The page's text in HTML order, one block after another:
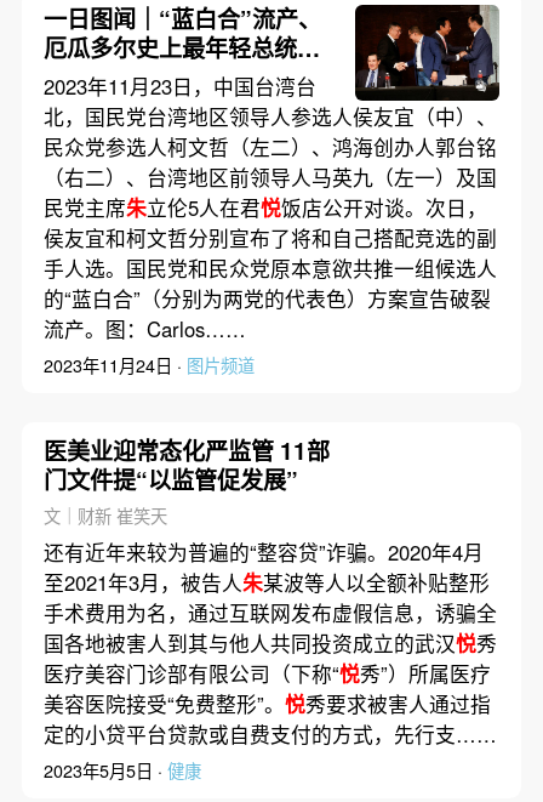
一日图闻｜“蓝白合”流产、
厄瓜多尔史上最年轻总统就
职
2023年11月23日，中国台湾台
北，国民党台湾地区领导人参选人侯友宜（中）、
民众党参选人柯文哲（左二）、鸿海创办人郭台铭
（右二）、台湾地区前领导人马英九（左一）及国
民党主席朱立伦5人在君悦饭店公开对谈。次日，
侯友宜和柯文哲分别宣布了将和自己搭配竞选的副
手人选。国民党和民众党原本意欲共推一组候选人
的“蓝白合”（分别为两党的代表色）方案宣告破裂
流产。图：Carlos……
2023年11月24日 · 图片频道
医美业迎常态化严监管 11部
门文件提“以监管促发展”
文｜财新 崔笑天
还有近年来较为普遍的“整容贷”诈骗。2020年4月
至2021年3月，被告人朱某波等人以全额补贴整形
手术费用为名，通过互联网发布虚假信息，诱骗全
国各地被害人到其与他人共同投资成立的武汉悦秀
医疗美容门诊部有限公司（下称“悦秀”）所属医疗
美容医院接受“免费整形”。 悦秀要求被害人通过指
定的小贷平台贷款或自费支付的方式，先行支……
2023年5月5日 · 健康